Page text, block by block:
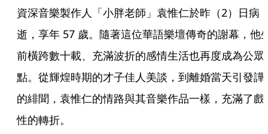
資深音樂製作人「小胖老師」袁惟仁於昨（2）日病
逝，享年 57 歲。隨著這位華語樂壇傳奇的謝幕，他
前橫跨數十載、充滿波折的感情生活也再度成為公眾
點。從輝煌時期的才子佳人美談，到離婚當天引發譁
的緋聞，袁惟仁的情路與其音樂作品一樣，充滿了戲
性的轉折。